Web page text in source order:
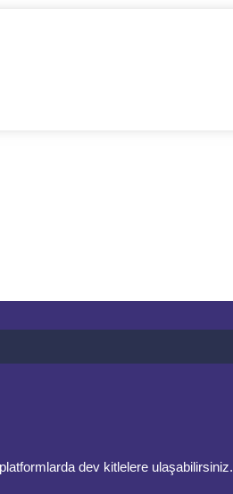
dev kitlelere ulaşabilirsiniz.